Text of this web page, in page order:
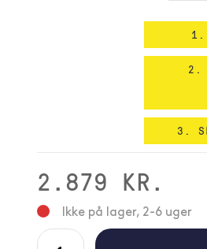
1.
2.
3.
2.879 KR.
Ikke på lager, 2-6 uger